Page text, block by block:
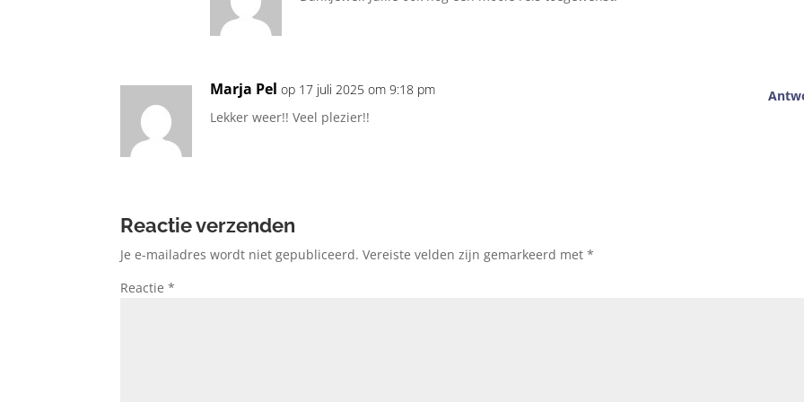
Marja Pel op 17 juli 2025 om 9:18 pm
Lekker weer!! Veel plezier!!
Reactie verzenden
Je e-mailadres wordt niet gepubliceerd. Vereiste velden zijn gemarkeerd met*
Reactie*